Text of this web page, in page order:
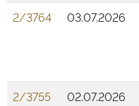
2/3764
03.07.2026
2/3755
02.07.2026